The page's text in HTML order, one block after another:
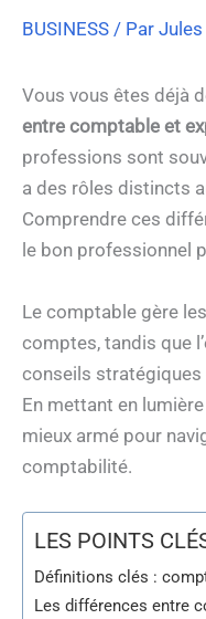
BUSINESS / Par
Vous vous êtes déjà
entre comptable et
professions sont
a des rôles distincts
Comprendre ces
le bon professionnel
Le comptable gère
comptes, tandis que
conseils
En mettant en
mieux armé pour
comptabilité.
LES POINTS
Définitions clés :
Les différences entre